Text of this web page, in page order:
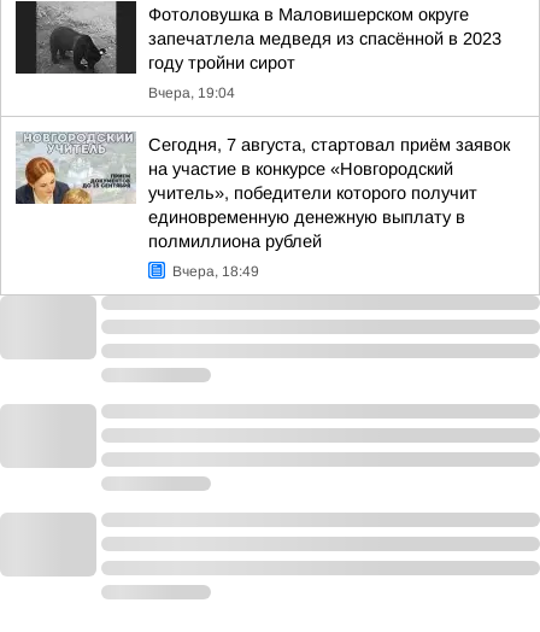
Фотоловушка в Маловишерском округе
запечатлела медведя из спасённой в 2023
году тройни сирот
Вчера, 19:04
Сегодня, 7 августа, стартовал приём заявок
на участие в конкурсе «Новгородский
учитель», победители которого получит
единовременную денежную выплату в
полмиллиона рублей
Вчера, 18:49